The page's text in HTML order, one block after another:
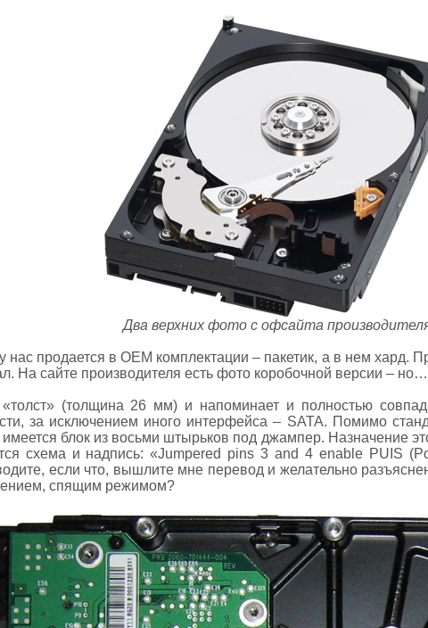
Два верхних фото с офсайта
нас продается в ОЕМ комплектации – пакетик, а в нем хард.
На сайте производителя есть фото коробочной версии –
(толщина 26 мм) и напоминает и полностью
за исключением иного интерфейса – SATA. Помимо
блок из восьми штырьков под джампер. Назначение
схема и надпись: «Jumpered pins 3 and 4 enable PUIS
если что, вышлите мне перевод и желательно
спящим режимом?